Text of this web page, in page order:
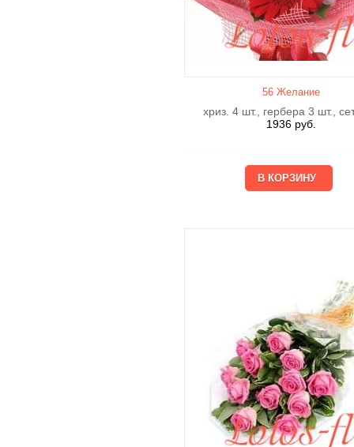
56 Желание
хриз. 4 шт., гербера 3 шт.,
1936 руб.